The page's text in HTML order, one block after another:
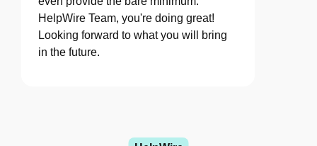
HelpWire Team, you're doing great!
Looking forward to what you will bring
in the future.